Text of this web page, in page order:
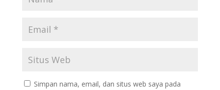
Simpan nama, email, dan situs web saya pada